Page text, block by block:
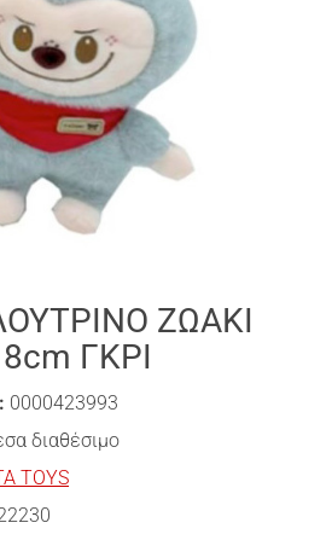
ΖΩΑΚΙ
ΓΚΡΙ
0000423993
διαθέσιμο
TOYS